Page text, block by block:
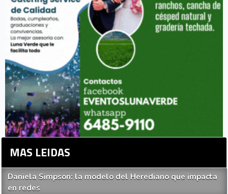
MAS LEIDAS
Daniela Simpson: la modelo del Herediano que impacta
en redes